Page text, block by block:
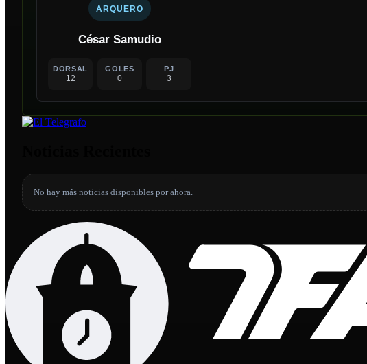
ARQUERO
César Samudio
DORSAL
12
GOLES
0
PJ
3
No hay más noticias disponibles por ahora.